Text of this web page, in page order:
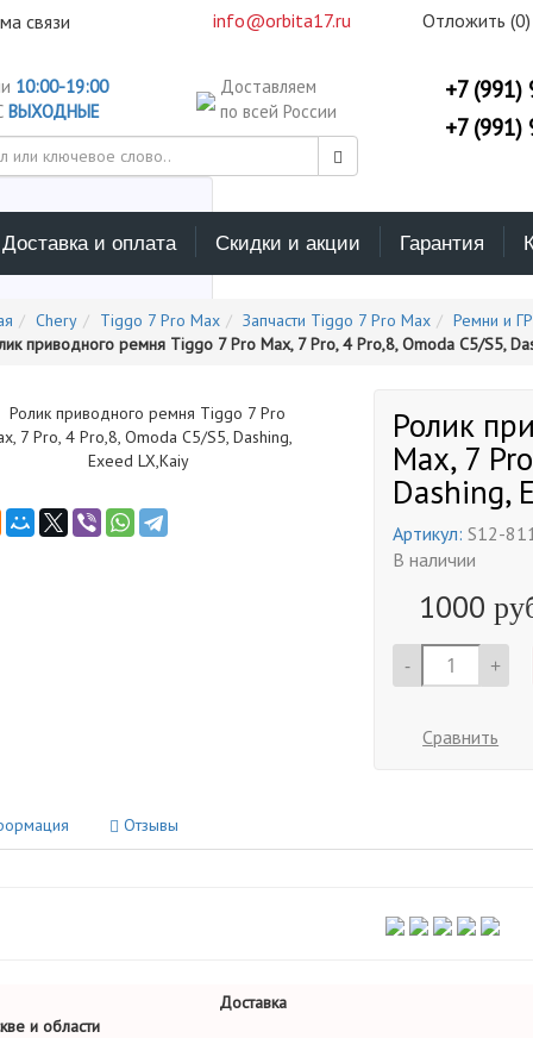
связи info@orbita17.ru Отложить (0)
10:00-19:00
ВЫХОДНЫЕ
Доставляем
по всей России
каталог поиска
+7 (991)
+7 (991)
Доставка и оплата Скидки и акции Гарантия
Chery Tiggo 7 Pro Max Запчасти Tiggo 7 Pro Max
Ремни и
приводного ремня Tiggo 7 Pro Max, 7 Pro, 4 Pro,8, Omoda C5/S5,
Ролик
Max, 7
Dashing,
Артикул: S12-
В наличии
1000
- +
Сравнить
Отзывы
Доставка
и области